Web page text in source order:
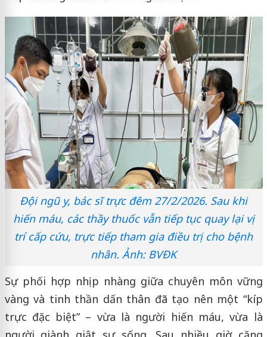
Đội ngũ y, bác sĩ trực đêm 27/2/2026. Sau khi
hiến máu, các thầy thuốc vẫn tiếp tục quay lại vị
trí cấp cứu, trực tiếp tham gia điều trị cho bệnh
nhân. Ảnh: BVĐK
Sự phối hợp nhịp nhàng giữa chuyên môn vững
vàng và tinh thần dấn thân đã tạo nên một “kíp
trực đặc biệt” – vừa là người hiến máu, vừa là